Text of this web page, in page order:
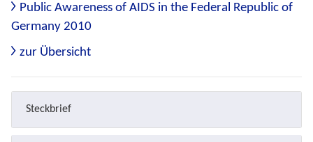
Public Awareness of AIDS in the Federal Republic of
Germany 2010
zur Übersicht
Steckbrief